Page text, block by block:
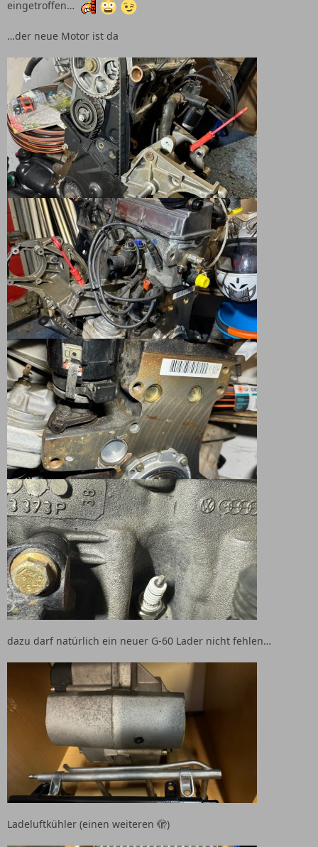
eingetroffen…
…der neue Motor ist da
dazu darf natürlich ein neuer G-60 Lader nicht fehlen…
Ladeluftkühler (einen weiteren 🫣)